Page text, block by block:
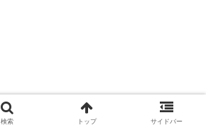
検索 トップ サイドバー